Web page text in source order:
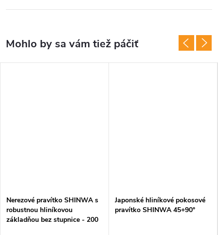
Nerezové pravítko SHINWA s
robustnou hliníkovou
základňou bez stupnice - 200
Japonské hliníkové pokosové
pravítko SHINWA 45+90°